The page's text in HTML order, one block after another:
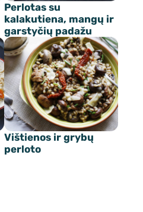
Perlotas su
kalakutiena, mangų ir
garstyčių padažu
Vištienos ir grybų
perloto